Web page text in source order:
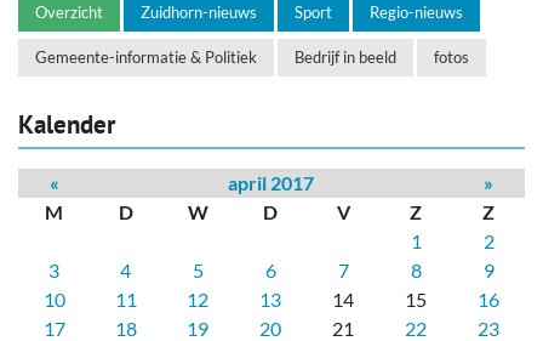
Overzicht Zuidhorn-nieuws Sport Regio-nieuws
Gemeente-informatie & Politiek Bedrijf in beeld fotos
Kalender
« april 2017
»
M
D W D V Z
Z
1
2
3
4 5 6 7 8
9
10
11 12 13 14 15
16
17
18 19 20 21 22
23